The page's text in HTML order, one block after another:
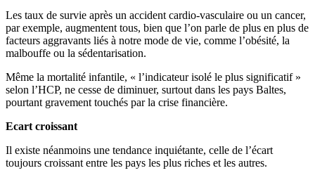
Les taux de survie après un accident cardio-vasculaire ou un cancer,
par exemple, augmentent tous, bien que l’on parle de plus en plus de
facteurs aggravants liés à notre mode de vie, comme l’obésité, la
malbouffe ou la sédentarisation.
Même la mortalité infantile, « l’indicateur isolé le plus significatif »
selon l’HCP, ne cesse de diminuer, surtout dans les pays Baltes,
pourtant gravement touchés par la crise financière.
Ecart croissant
Il existe néanmoins une tendance inquiétante, celle de l’écart
toujours croissant entre les pays les plus riches et les autres.